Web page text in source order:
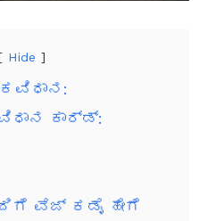
Hide
ಕಾರ್ಡ್:
ವೆಜ್ ಕಡೈ ಹೇಗೆ